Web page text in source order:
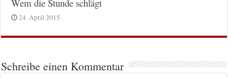
Wem die Stunde schlägt
24. April 2015
Schreibe einen Kommentar